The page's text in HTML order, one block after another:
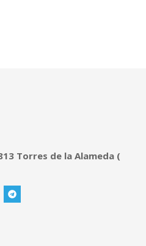
Torres de la Alameda (